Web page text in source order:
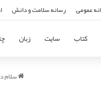
عمومی رسانه سلامت و دانش
کتاب سایت زبان
سلام